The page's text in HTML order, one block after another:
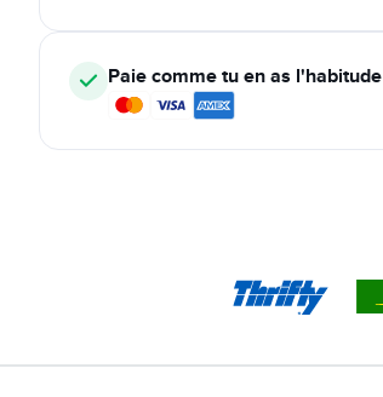
Paie comme tu en as l'habitude